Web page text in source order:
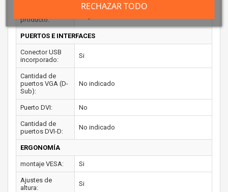
producto:
PUERTOS E INTERFACES
Conector USB
incorporado:
Si
Cantidad de
puertos VGA (D-
Sub):
No indicado
Puerto DVI: No
Cantidad de
puertos DVI-D:
No indicado
ERGONOMÍA
montaje VESA: Si
Ajustes de
altura:
Si
RECHAZAR TODO